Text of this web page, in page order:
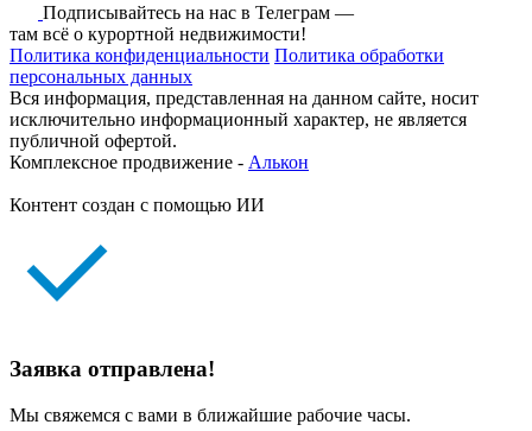
Подписывайтесь на нас в Телеграм —
там всё о курортной недвижимости!
Политика конфиденциальности Политика обработки
персональных данных
Вся информация, представленная на данном сайте, носит
исключительно информационный характер, не является
публичной офертой.
Комплексное продвижение - Алькон
Контент создан с помощью ИИ
Заявка отправлена!
Мы свяжемся с вами в ближайшие рабочие часы.